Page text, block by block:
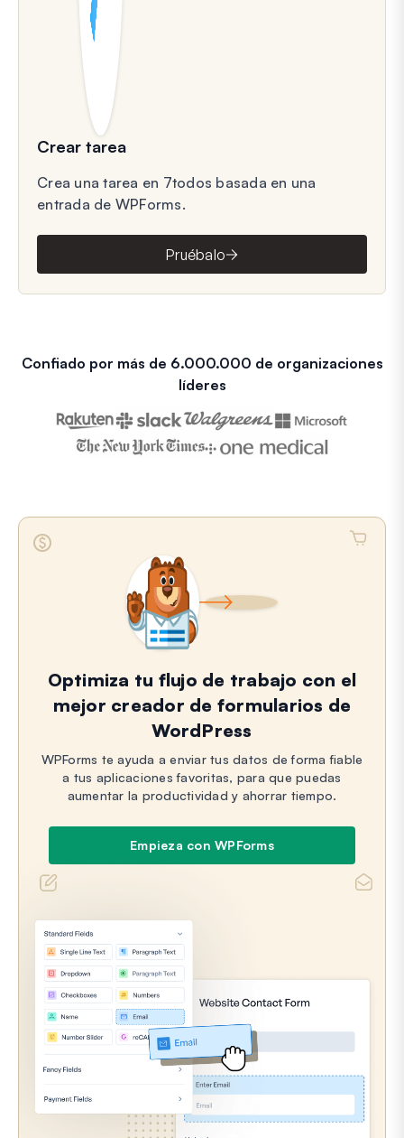
Crear tarea
Crea una tarea en 7todos basada en una
entrada de WPForms.
Pruébalo
Confiado por más de 6.000.000 de organizaciones
líderes
Optimiza tu flujo de trabajo con el
mejor creador de formularios de
WordPress
WPForms te ayuda a enviar tus datos de forma fiable
a tus aplicaciones favoritas, para que puedas
aumentar la productividad y ahorrar tiempo.
Empieza con WPForms